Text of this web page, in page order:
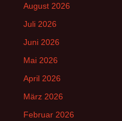
August 2026
Juli 2026
Juni 2026
Mai 2026
April 2026
März 2026
Februar 2026